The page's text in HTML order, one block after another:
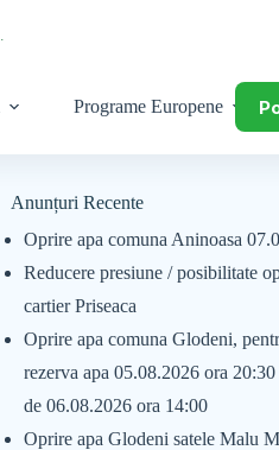
Programe Europene
Anunțuri Recente
Oprire apa comuna Aninoasa
Reducere presiune / posibilitate
cartier Priseaca
Oprire apa comuna Glodeni,
rezerva apa 05.08.2026 ora 20:30
de 06.08.2026 ora 14:00
Oprire apa Glodeni satele Malu